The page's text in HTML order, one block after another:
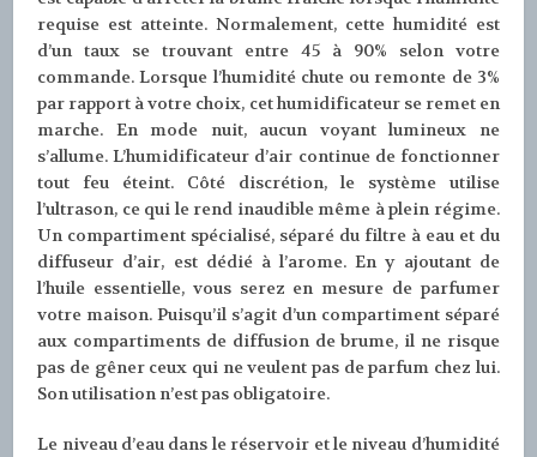
requise est atteinte. Normalement, cette humidité est
d’un taux se trouvant entre 45 à 90% selon votre
commande. Lorsque l’humidité chute ou remonte de 3%
par rapport à votre choix, cet humidificateur se remet en
marche. En mode nuit, aucun voyant lumineux ne
s’allume. L’humidificateur d’air continue de fonctionner
tout feu éteint. Côté discrétion, le système utilise
l’ultrason, ce qui le rend inaudible même à plein régime.
Un compartiment spécialisé, séparé du filtre à eau et du
diffuseur d’air, est dédié à l’arome. En y ajoutant de
l’huile essentielle, vous serez en mesure de parfumer
votre maison. Puisqu’il s’agit d’un compartiment séparé
aux compartiments de diffusion de brume, il ne risque
pas de gêner ceux qui ne veulent pas de parfum chez lui.
Son utilisation n’est pas obligatoire.
Le niveau d’eau dans le réservoir et le niveau d’humidité